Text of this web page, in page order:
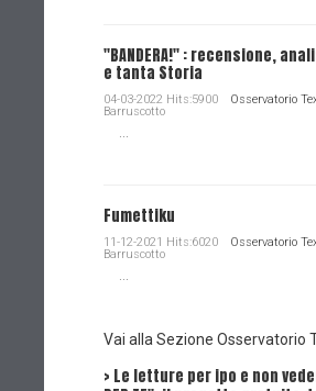
"BANDERA!" : recensione,
e tanta Storia
04-03-2022 Hits:5900 Osservatorio
Barruscotto
...
Fumettiku
11-12-2021 Hits:6020 Osservatorio
Barruscotto
...
Vai alla Sezione Osservatorio
> Le letture per ipo e non